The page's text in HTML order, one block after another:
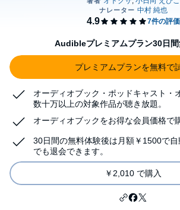
Audibleプレミアムプラン30日間
プレミアムプランを無料で
オーディオブック・ポッドキャスト・
数十万以上の対象作品が聴き放題。
オーディオブックをお得な会員価格で
30日間の無料体験後は月額￥1500で
でも退会できます。
￥2,010 で購入